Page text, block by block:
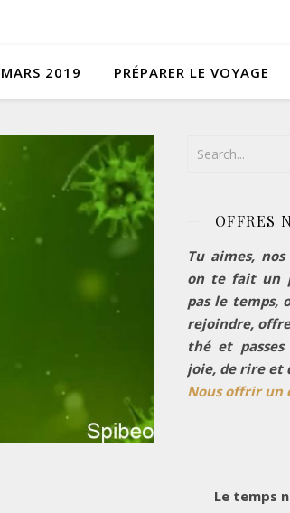
2019 PRÉPARER LE VOYAGE
OFFRES
Tu aimes,
on te fait un
pas le temps,
rejoindre,
thé et
joie, de rire et
Nous offrir un
Le temps